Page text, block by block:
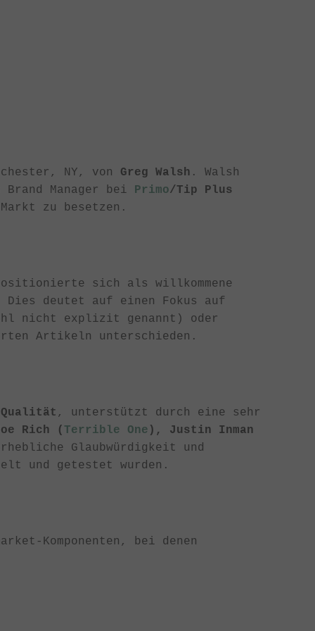
NY, von Greg Walsh . Walsh
Manager bei Primo/Tip Plus
zu besetzen.
sich als willkommene
Dies deutet auf einen Fokus auf
nicht explizit genannt) oder
Artikeln unterschieden.
Qualität , unterstützt durch eine sehr
Rich ( Terrible One ), Justin Inman
Glaubwürdigkeit und
und getestet wurden.
Komponenten, bei denen